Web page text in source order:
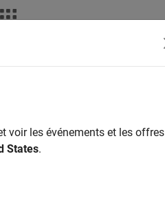
voir les événements et les offres
States.